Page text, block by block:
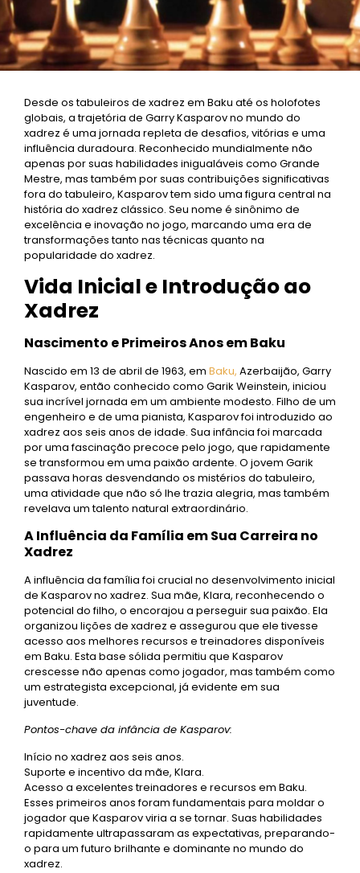
Desde os tabuleiros de xadrez em Baku até os holofotes
globais, a trajetória de Garry Kasparov no mundo do
xadrez é uma jornada repleta de desafios, vitórias e uma
influência duradoura. Reconhecido mundialmente não
apenas por suas habilidades inigualáveis como Grande
Mestre, mas também por suas contribuições significativas
fora do tabuleiro, Kasparov tem sido uma figura central na
história do xadrez clássico. Seu nome é sinônimo de
excelência e inovação no jogo, marcando uma era de
transformações tanto nas técnicas quanto na
popularidade do xadrez.
Vida Inicial e Introdução ao
Xadrez
Nascimento e Primeiros Anos em Baku
Nascido em 13 de abril de 1963, em Baku, Azerbaijão, Garry
Kasparov, então conhecido como Garik Weinstein, iniciou
sua incrível jornada em um ambiente modesto. Filho de um
engenheiro e de uma pianista, Kasparov foi introduzido ao
xadrez aos seis anos de idade. Sua infância foi marcada
por uma fascinação precoce pelo jogo, que rapidamente
se transformou em uma paixão ardente. O jovem Garik
passava horas desvendando os mistérios do tabuleiro,
uma atividade que não só lhe trazia alegria, mas também
revelava um talento natural extraordinário.
A Influência da Família em Sua Carreira no
Xadrez
A influência da família foi crucial no desenvolvimento inicial
de Kasparov no xadrez. Sua mãe, Klara, reconhecendo o
potencial do filho, o encorajou a perseguir sua paixão. Ela
organizou lições de xadrez e assegurou que ele tivesse
acesso aos melhores recursos e treinadores disponíveis
em Baku. Esta base sólida permitiu que Kasparov
crescesse não apenas como jogador, mas também como
um estrategista excepcional, já evidente em sua
juventude.
Pontos-chave da infância de Kasparov:
Início no xadrez aos seis anos.
Suporte e incentivo da mãe, Klara.
Acesso a excelentes treinadores e recursos em Baku.
Esses primeiros anos foram fundamentais para moldar o
jogador que Kasparov viria a se tornar. Suas habilidades
rapidamente ultrapassaram as expectativas, preparando-
o para um futuro brilhante e dominante no mundo do
xadrez.